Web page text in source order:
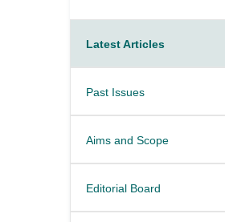
Latest Articles
Past Issues
Aims and Scope
Editorial Board